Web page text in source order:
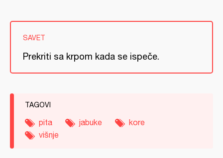
SAVET
Prekriti sa krpom kada se ispeče.
TAGOVI
pita jabuke
kore
višnje